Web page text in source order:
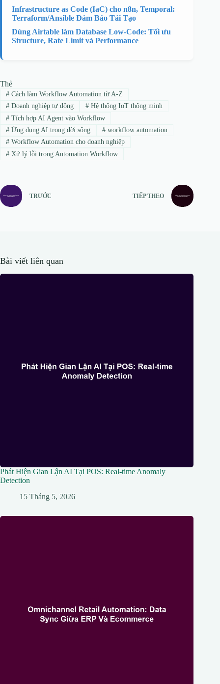
Infrastructure as Code (IaC) cho n8n, Temporal:
Terraform/Ansible Đảm Bảo Tái Tạo
Dùng Airtable làm Database Low-Code: Tối ưu
Structure, Rate Limit và Performance
Thẻ
#Cách làm Workflow Automation từ A-Z
#Doanh nghiệp tự động #Hệ thống IoT thông minh
#Tích hợp AI Agent vào Workflow
#Ứng dụng AI trong đời sống #workflow automation
#Workflow Automation cho doanh nghiệp
#Xử lý lỗi trong Automation Workflow
TRƯỚC TIẾP THEO
Bài viết liên quan
Phát Hiện Gian Lận AI Tại POS: Real-time Anomaly
Detection
15 Tháng 5, 2026